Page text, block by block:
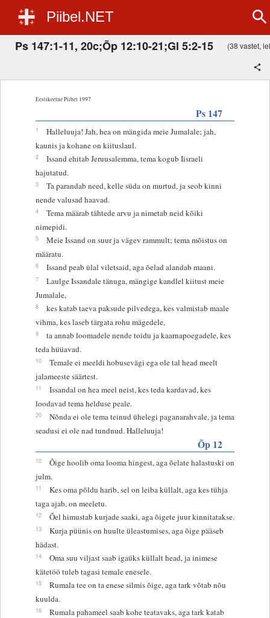
Piibel.NET
Ps 147:1-11, 20c;Õp 12:10-21;Gl 5:2-15 (38 vastet,
Eestikeelne Piibel 1997
Ps 147
1
Halleluuja! Jah, hea on mängida meie Jumalale; jah,
kaunis ja kohane on kiituslaul.
2
Issand ehitab Jeruusalemma, tema kogub Iisraeli
hajutatud.
3
Ta parandab need, kelle süda on murtud, ja seob kinni
nende valusad haavad.
4
Tema määrab tähtede arvu ja nimetab neid kõiki
nimepidi.
5
Meie Issand on suur ja vägev rammult; tema mõistus on
määratu.
6 Issand peab ülal viletsaid, aga õelad alandab maani.
7
Laulge Issandale tänuga, mängige kandlel kiitust meie
Jumalale,
8
kes katab taeva paksude pilvedega, kes valmistab maale
vihma, kes laseb tärgata rohu mägedele,
9
ta annab loomadele nende toidu ja kaarnapoegadele, kes
teda hüüavad.
10
Temale ei meeldi hobusevägi ega ole tal head meelt
jalameeste säärtest.
11
Issandal on hea meel neist, kes teda kardavad, kes
loodavad tema helduse peale.
20
Nõnda ei ole tema teinud ühelegi paganarahvale, ja tema
seadusi ei ole nad tundnud. Halleluuja!
Õp 12
10
Õige hoolib oma looma hingest, aga õelate halastuski on
julm.
11
Kes oma põldu harib, sel on leiba küllalt, aga kes tühja
taga ajab, on meeletu.
12 Õel himustab kurjade saaki, aga õigete juur kinnitatakse.
13
Kurja püünis on huulte üleastumises, aga õige pääseb
hädast.
14
Oma suu viljast saab igaüks küllalt head, ja inimese
kätetöö tuleb tagasi temale enesele.
15
Rumala tee on ta enese silmis õige, aga tark võtab nõu
kuulda.
16
Rumala pahameel saab kohe teatavaks, aga tark katab